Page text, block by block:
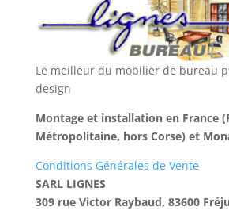
Le meilleur du mobilier de bureau
design
Montage et installation en France
Métropolitaine, hors Corse) et
Conditions Générales de Vente
SARL LIGNES
309 rue Victor Raybaud, 83600